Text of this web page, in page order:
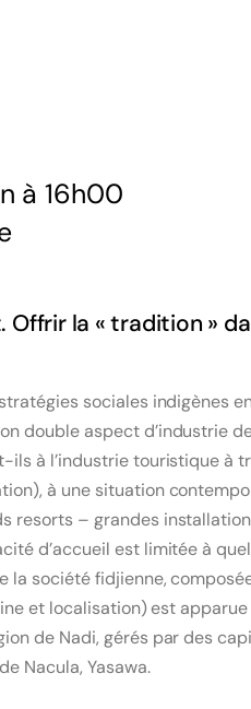
à 16h00
Offrir la « tradition »
sociales indigènes
double aspect d’industrie
ils à l’industrie touristique à
à une situation
resorts – grandes
d’accueil est limitée à
la société fidjienne,
et localisation) est
de Nadi, gérés par des
Nacula, Yasawa.